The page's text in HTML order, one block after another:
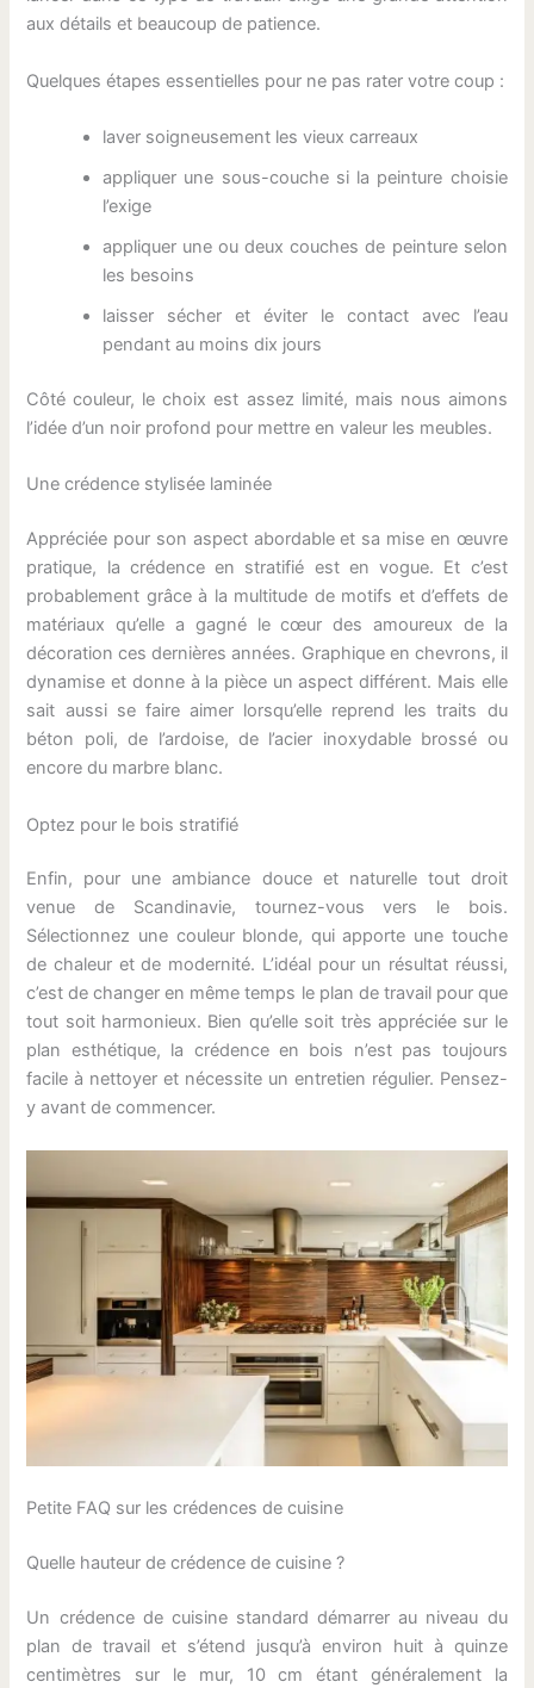
aux détails et beaucoup de patience.
Quelques étapes essentielles pour ne pas rater votre coup :
laver soigneusement les vieux carreaux
appliquer une sous-couche si la peinture choisie
l’exige
appliquer une ou deux couches de peinture selon
les besoins
laisser sécher et éviter le contact avec l’eau
pendant au moins dix jours
Côté couleur, le choix est assez limité, mais nous aimons
l’idée d’un noir profond pour mettre en valeur les meubles.
Une crédence stylisée laminée
Appréciée pour son aspect abordable et sa mise en œuvre
pratique, la crédence en stratifié est en vogue. Et c’est
probablement grâce à la multitude de motifs et d’effets de
matériaux qu’elle a gagné le cœur des amoureux de la
décoration ces dernières années. Graphique en chevrons, il
dynamise et donne à la pièce un aspect différent. Mais elle
sait aussi se faire aimer lorsqu’elle reprend les traits du
béton poli, de l’ardoise, de l’acier inoxydable brossé ou
encore du marbre blanc.
Optez pour le bois stratifié
Enfin, pour une ambiance douce et naturelle tout droit
venue de Scandinavie, tournez-vous vers le bois.
Sélectionnez une couleur blonde, qui apporte une touche
de chaleur et de modernité. L’idéal pour un résultat réussi,
c’est de changer en même temps le plan de travail pour que
tout soit harmonieux. Bien qu’elle soit très appréciée sur le
plan esthétique, la crédence en bois n’est pas toujours
facile à nettoyer et nécessite un entretien régulier. Pensez-
y avant de commencer.
Petite FAQ sur les crédences de cuisine
Quelle hauteur de crédence de cuisine ?
Un crédence de cuisine standard démarrer au niveau du
plan de travail et s’étend jusqu’à environ huit à quinze
centimètres sur le mur, 10 cm étant généralement la